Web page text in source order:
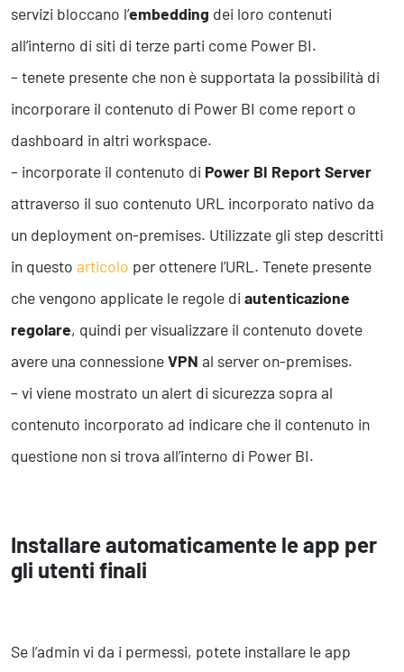
servizi bloccano l’embedding dei loro contenuti
all’interno di siti di terze parti come Power BI.
– tenete presente che non è supportata la possibilità di
incorporare il contenuto di Power BI come report o
dashboard in altri workspace.
– incorporate il contenuto di Power BI Report Server
attraverso il suo contenuto URL incorporato nativo da
un deployment on-premises. Utilizzate gli step descritti
in questo articolo per ottenere l’URL. Tenete presente
che vengono applicate le regole di autenticazione
regolare, quindi per visualizzare il contenuto dovete
avere una connessioneVPN al server on-premises.
– vi viene mostrato un alert di sicurezza sopra al
contenuto incorporato ad indicare che il contenuto in
questione non si trova all’interno di Power BI.
Installare automaticamente le app per
gli utenti finali
Se l’admin vi da i permessi, potete installare le app